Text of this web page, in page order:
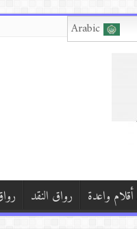
Arabic
واعدة رواق النقد